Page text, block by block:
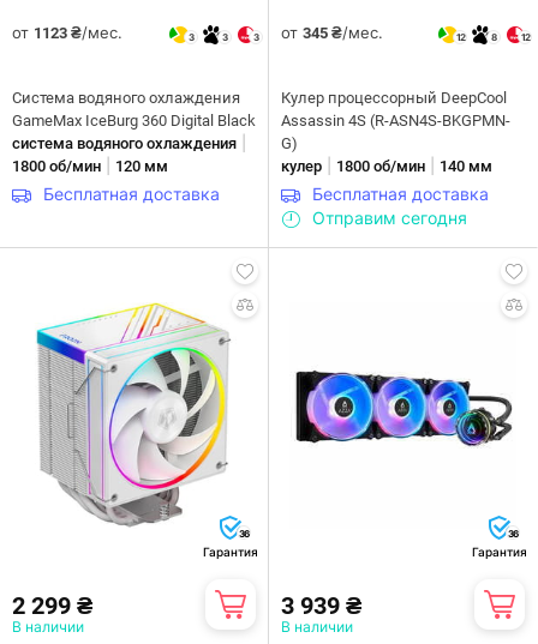
от 1123 ₴/мес. 3 3 3
Система водяного охлаждения
GameMax IceBurg 360 Digital Black
система водяного охлаждения
1800 об/мин 120 мм
Бесплатная доставка
от 345 ₴/мес. 12 8 12
Кулер процессорный DeepCool
Assassin 4S (R-ASN4S-BKGPMN-
G)
кулер
1800 об/мин 140 мм
Бесплатная доставка
Отправим сегодня
36
Гарантия
2 299 ₴
В наличии
36
Гарантия
3 939 ₴
В наличии